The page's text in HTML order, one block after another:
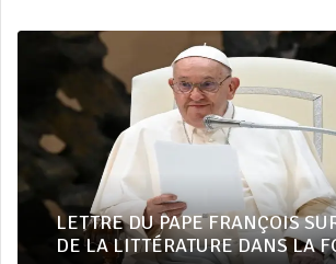
LETTRE DU PAPE FRANÇOIS
DE LA LITTÉRATURE DANS LA